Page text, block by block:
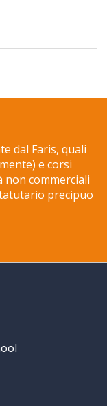
dal Faris, quali
e corsi
non commerciali
precipuo